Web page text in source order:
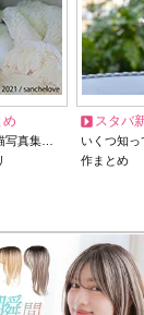
め
写真集…
スタバ
いくつ知
作まとめ